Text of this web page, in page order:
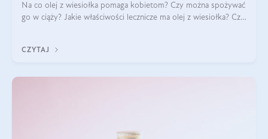
Na co olej z wiesiołka pomaga kobietom? Czy można spożywać
go w ciąży? Jakie właściwości lecznicze ma olej z wiesiołka? Czy
CZYTAJ